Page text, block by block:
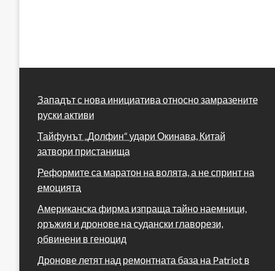
Западът с нова инициатива относно замразените
руски активи
Тайфунът „Долфин“ удари Окинава, Китай
затвори пристанища
Реформите са маратон на волята, а не спринт на
емоцията
Американска фирма изпраща тайно наемници,
оръжия и дронове на судански главорези,
обвинени в геноцид
Дронове летят над ремонтната база на Patriot в